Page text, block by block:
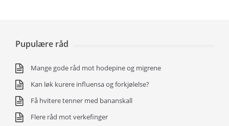
Pupulære råd
Mange gode råd mot hodepine og migrene
Kan løk kurere influensa og forkjølelse?
Få hvitere tenner med bananskall
Flere råd mot verkefinger